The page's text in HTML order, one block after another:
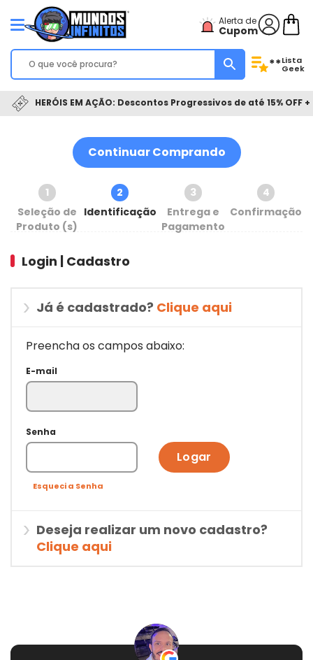
Alerta de
Cupom
**Lista
Geek
HERÓIS EM AÇÃO: Descontos Progressivos de até 15% OFF
Continuar Comprando
1
Seleção de
Produto (s)
2
Identificação
3
Entrega e
Pagamento
4
Confirmação
Login | Cadastro
Já é cadastrado? Clique aqui
Preencha os campos abaixo:
E-mail
Senha
Logar
Esqueci a Senha
Deseja realizar um novo cadastro?
Clique aqui